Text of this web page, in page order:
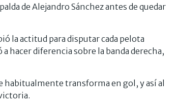
de Alejandro Sánchez antes de quedar
la actitud para disputar cada pelota
hacer diferencia sobre la banda derecha,
habitualmente transforma en gol, y así al